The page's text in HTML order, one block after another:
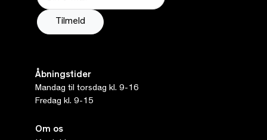
Åbningstider
Mandag til torsdag kl. 9-16
Fredag kl. 9-15
Om os